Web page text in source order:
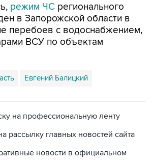
режим ЧС регионального
в Запорожской области в
перебоев с водоснабжением,
ВСУ по объектам
Евгений Балицкий
на профессиональную ленту
рассылку главных новостей сайта
новости в официальном